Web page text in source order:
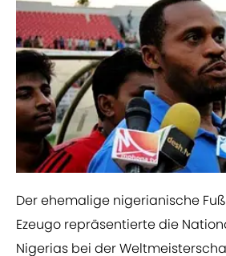
Der ehemalige nigerianische
Ezeugo repräsentierte die
Nigerias bei der